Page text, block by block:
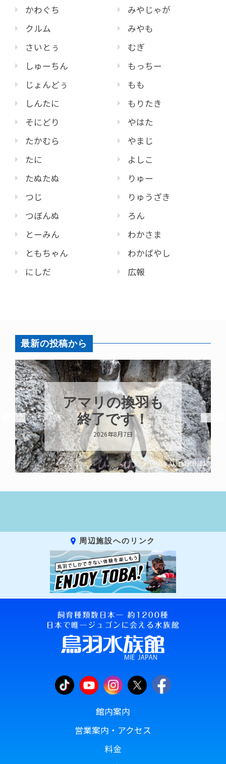
かわぐち
クルム
さいとぅ
しゅーちん
じょんどぅ
しんたに
そにどり
たかむら
たに
たぬたぬ
つじ
つぼんぬ
とーみん
ともちゃん
にしだ
みやじゃが
みやも
むぎ
もっちー
もも
もりたき
やはた
やまじ
よしこ
りゅー
りゅうざき
ろん
わかさま
わかばやし
広報
最新の投稿から
アマリの換羽も
終了です！
2026年8月7日
周辺施設へのリンク
館内案内
営業案内・アクセス
料金